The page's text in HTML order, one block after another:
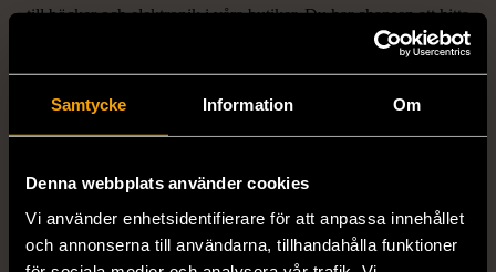
Samtycke Information Om
Denna webbplats använder cookies
Vi använder enhetsidentifierare för att anpassa innehållet
och annonserna till användarna, tillhandahålla funktioner
till böcker och elektronik i våra butiker. Du har chansen att hitta
unika och originella föremål som inte finns i vanliga butiker.
LIKNANDE PRODUKTER
Hitta produkter som påminner om denna